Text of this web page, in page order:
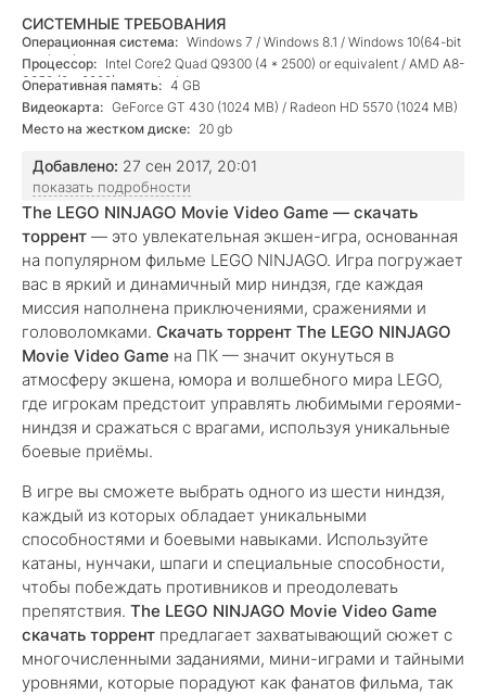
СИСТЕМНЫЕ ТРЕБОВАНИЯ
Операционная система: Windows 7 / Windows 8.1 / Windows 10(64-bit
versions);
Процессор: Intel Core2 Quad Q9300 (4 * 2500) or equivalent / AMD A8-
3850 (2 * 2900) or equivalent
Оперативная память: 4 GB
Видеокарта: GeForce GT 430 (1024 MB) / Radeon HD 5570 (1024 MB)
Место на жестком диске: 20 gb
Добавлено: 27 сен 2017, 20:01
показать подробности
The LEGO NINJAGO Movie Video Game — скачать
торрент — это увлекательная экшен-игра, основанная
на популярном фильме LEGO NINJAGO. Игра погружает
вас в яркий и динамичный мир ниндзя, где каждая
миссия наполнена приключениями, сражениями и
головоломками. Скачать торрент The LEGO NINJAGO
Movie Video Game на ПК — значит окунуться в
атмосферу экшена, юмора и волшебного мира LEGO,
где игрокам предстоит управлять любимыми героями-
ниндзя и сражаться с врагами, используя уникальные
боевые приёмы.
В игре вы сможете выбрать одного из шести ниндзя,
каждый из которых обладает уникальными
способностями и боевыми навыками. Используйте
катаны, нунчаки, шпаги и специальные способности,
чтобы побеждать противников и преодолевать
препятствия. The LEGO NINJAGO Movie Video Game
скачать торрент предлагает захватывающий сюжет с
многочисленными заданиями, мини-играми и тайными
уровнями, которые порадуют как фанатов фильма, так